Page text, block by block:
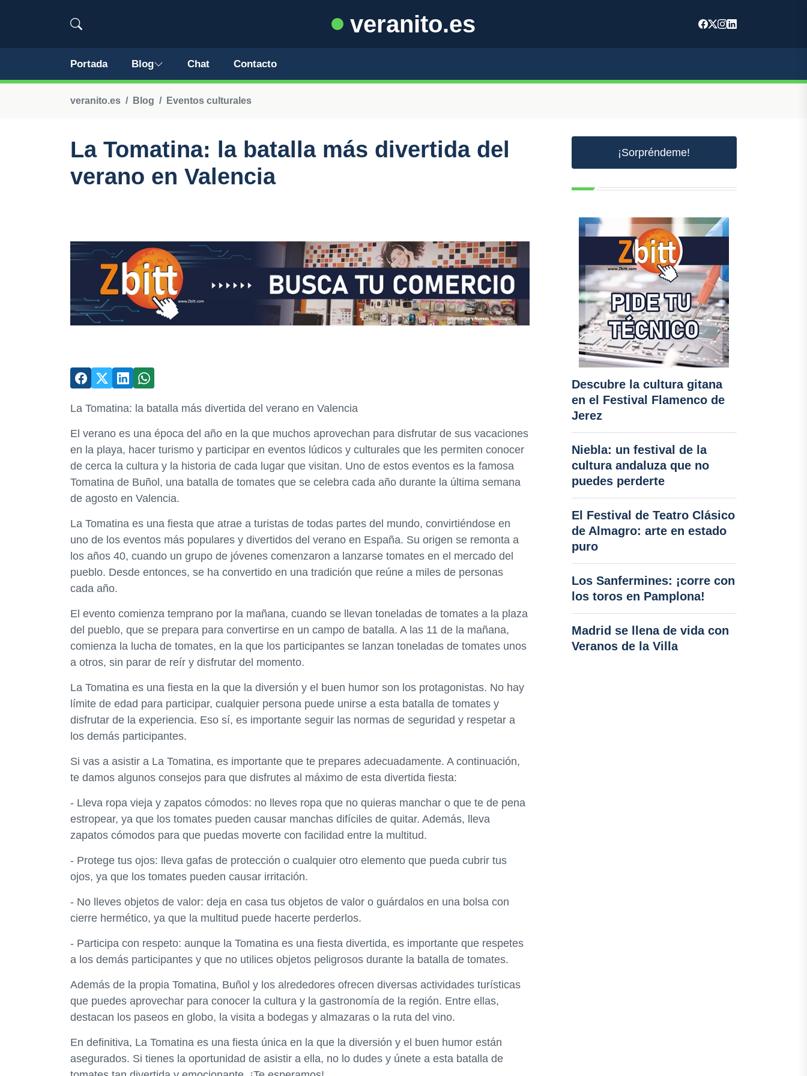
veranito.es
Portada Blog Chat Contacto
veranito.es Blog Eventos culturales
La Tomatina: la batalla más divertida del
verano en Valencia
La Tomatina: la batalla más divertida del verano en Valencia
El verano es una época del año en la que muchos aprovechan para disfrutar de sus vacaciones
en la playa, hacer turismo y participar en eventos lúdicos y culturales que les permiten conocer
de cerca la cultura y la historia de cada lugar que visitan. Uno de estos eventos es la famosa
Tomatina de Buñol, una batalla de tomates que se celebra cada año durante la última semana
de agosto en Valencia.
La Tomatina es una fiesta que atrae a turistas de todas partes del mundo, convirtiéndose en
uno de los eventos más populares y divertidos del verano en España. Su origen se remonta a
los años 40, cuando un grupo de jóvenes comenzaron a lanzarse tomates en el mercado del
pueblo. Desde entonces, se ha convertido en una tradición que reúne a miles de personas
cada año.
El evento comienza temprano por la mañana, cuando se llevan toneladas de tomates a la plaza
del pueblo, que se prepara para convertirse en un campo de batalla. A las 11 de la mañana,
comienza la lucha de tomates, en la que los participantes se lanzan toneladas de tomates unos
a otros, sin parar de reír y disfrutar del momento.
La Tomatina es una fiesta en la que la diversión y el buen humor son los protagonistas. No hay
límite de edad para participar, cualquier persona puede unirse a esta batalla de tomates y
disfrutar de la experiencia. Eso sí, es importante seguir las normas de seguridad y respetar a
los demás participantes.
Si vas a asistir a La Tomatina, es importante que te prepares adecuadamente. A continuación,
te damos algunos consejos para que disfrutes al máximo de esta divertida fiesta:
- Lleva ropa vieja y zapatos cómodos: no lleves ropa que no quieras manchar o que te de pena
estropear, ya que los tomates pueden causar manchas difíciles de quitar. Además, lleva
zapatos cómodos para que puedas moverte con facilidad entre la multitud.
- Protege tus ojos: lleva gafas de protección o cualquier otro elemento que pueda cubrir tus
ojos, ya que los tomates pueden causar irritación.
- No lleves objetos de valor: deja en casa tus objetos de valor o guárdalos en una bolsa con
cierre hermético, ya que la multitud puede hacerte perderlos.
- Participa con respeto: aunque la Tomatina es una fiesta divertida, es importante que respetes
a los demás participantes y que no utilices objetos peligrosos durante la batalla de tomates.
Además de la propia Tomatina, Buñol y los alrededores ofrecen diversas actividades turísticas
que puedes aprovechar para conocer la cultura y la gastronomía de la región. Entre ellas,
destacan los paseos en globo, la visita a bodegas y almazaras o la ruta del vino.
En definitiva, La Tomatina es una fiesta única en la que la diversión y el buen humor están
asegurados. Si tienes la oportunidad de asistir a ella, no lo dudes y únete a esta batalla de
¡Sorpréndeme!
Descubre la cultura gitana
en el Festival Flamenco de
Jerez
Niebla: un festival de la
cultura andaluza que no
puedes perderte
El Festival de Teatro Clásico
de Almagro: arte en estado
puro
Los Sanfermines: ¡corre con
los toros en Pamplona!
Madrid se llena de vida con
Veranos de la Villa